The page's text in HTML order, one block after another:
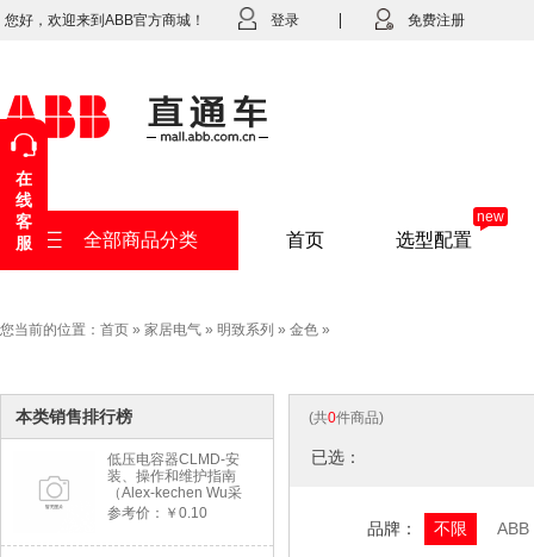
您好，欢迎来到ABB官方商城！ 登录 免费注册
全部商品分类 首页 选型配置
new
您当前的位置： 首页 » 家居电气 » 明致系列 » 金色 »
本类销售排行榜
低压电容器CLMD-安
装、操作和维护指南
（Alex-kechen Wu采
购）-2022年版
参考价：￥0.10
(共0件商品)
已选：
品牌： 不限 ABB
在
线
客
服